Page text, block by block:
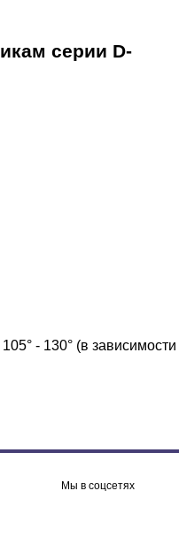
серии D-
- 130° (в зависимости
Мы в соцсетях